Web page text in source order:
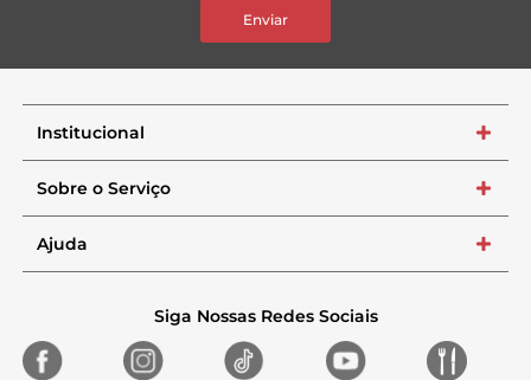
Enviar
Institucional +
Sobre o Serviço +
Ajuda +
Siga Nossas Redes Sociais